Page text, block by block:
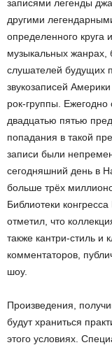
записями легенды
другими
определенного круга
музыкальных жанрах,
слушателей будущих
звукозаписей
рок-группы.
двадцатью пятью
попадания в такой
записи были
сегодняшний день в
больше трёх
Библиотеки
отметил, что
также кантри-стиль и
комментаторов,
шоу.
Произведения,
будут храниться
этого условиях.